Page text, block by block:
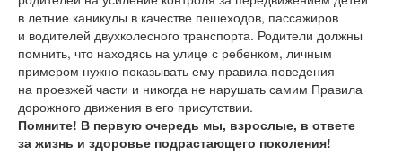
в летние каникулы в качестве пешеходов, пассажиров
и водителей двухколесного транспорта. Родители должны
помнить, что находясь на улице с ребенком, личным
примером нужно показывать ему правила поведения
на проезжей части и никогда не нарушать самим Правила
дорожного движения в его присутствии.
Помните! В первую очередь мы, взрослые, в ответе
за жизнь и здоровье подрастающего поколения!